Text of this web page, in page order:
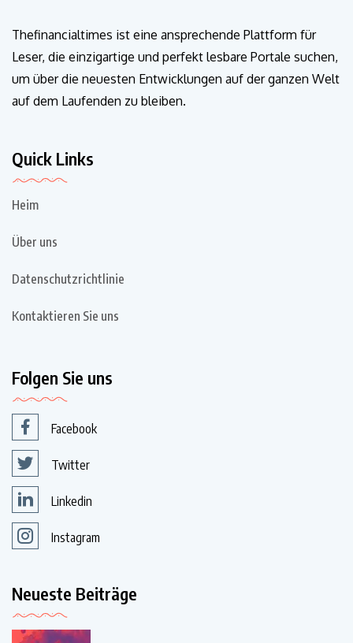
Thefinancialtimes ist eine ansprechende Plattform für
Leser, die einzigartige und perfekt lesbare Portale suchen,
um über die neuesten Entwicklungen auf der ganzen Welt
auf dem Laufenden zu bleiben.
Quick Links
Heim
Über uns
Datenschutzrichtlinie
Kontaktieren Sie uns
Folgen Sie uns
Facebook
Twitter
Linkedin
Instagram
Neueste Beiträge